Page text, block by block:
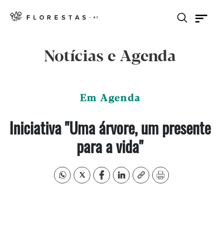
Notícias e Agenda
Em Agenda
Iniciativa "Uma árvore, um presente
para a vida"